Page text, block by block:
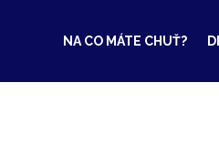
NA CO MÁTE CHUŤ?